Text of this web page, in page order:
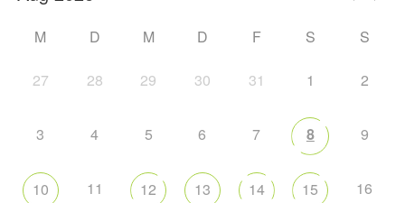
M D M D F S S
27 28 29 30 31 1 2
3 4 5 6 7 8 9
10 11 12 13 14 15 16